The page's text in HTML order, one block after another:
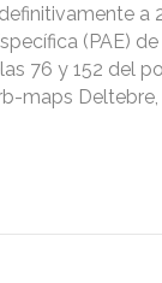
a
(PAE) de
76 y 152 del
maps Deltebre,